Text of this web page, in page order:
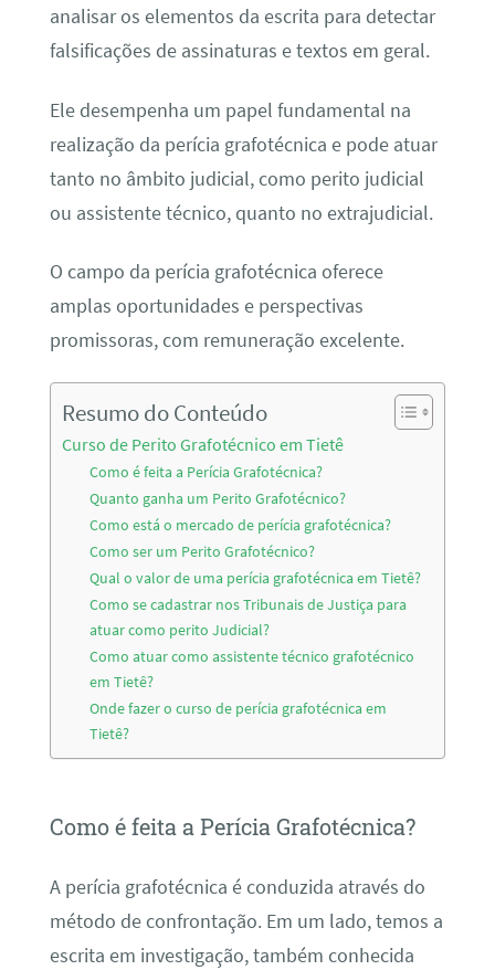
analisar os elementos da escrita para detectar
falsificações de assinaturas e textos em geral.
Ele desempenha um papel fundamental na
realização da perícia grafotécnica e pode atuar
tanto no âmbito judicial, como perito judicial
ou assistente técnico, quanto no extrajudicial.
O campo da perícia grafotécnica oferece
amplas oportunidades e perspectivas
promissoras, com remuneração excelente.
Resumo do Conteúdo
Curso de Perito Grafotécnico em Tietê
Como é feita a Perícia Grafotécnica?
Quanto ganha um Perito Grafotécnico?
Como está o mercado de perícia grafotécnica?
Como ser um Perito Grafotécnico?
Qual o valor de uma perícia grafotécnica em Tietê?
Como se cadastrar nos Tribunais de Justiça para
atuar como perito Judicial?
Como atuar como assistente técnico grafotécnico
em Tietê?
Onde fazer o curso de perícia grafotécnica em
Tietê?
Como é feita a Perícia Grafotécnica?
A perícia grafotécnica é conduzida através do
método de confrontação. Em um lado, temos a
escrita em investigação, também conhecida